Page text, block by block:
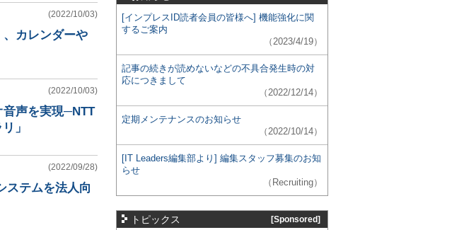
(2022/10/03)
カレンダーや
(2022/10/03)
音声を実現─NTT
」
(2022/09/28)
ステムを法人向
[インプレスID読者会員の皆様へ] 機能強化に関
するご案内
（2023/4/19）
記事の続きが読めないなどの不具合発生時の対
応につきまして
（2022/12/14）
定期メンテナンスのお知らせ
（2022/10/14）
[IT Leaders編集部より] 編集スタッフ募集のお知
らせ
（Recruiting）
トピックス [Sponsored]